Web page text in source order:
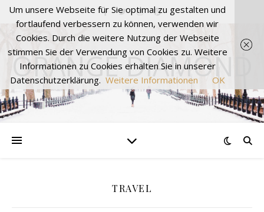
ORANGE DIAMOND
TRAVEL
Um unsere Webseite für Sie optimal zu gestalten und
fortlaufend verbessern zu können, verwenden wir
Cookies. Durch die weitere Nutzung der Webseite
stimmen Sie der Verwendung von Cookies zu. Weitere
Informationen zu Cookies erhalten Sie in unserer
Datenschutzerklärung. Weitere Informationen OK